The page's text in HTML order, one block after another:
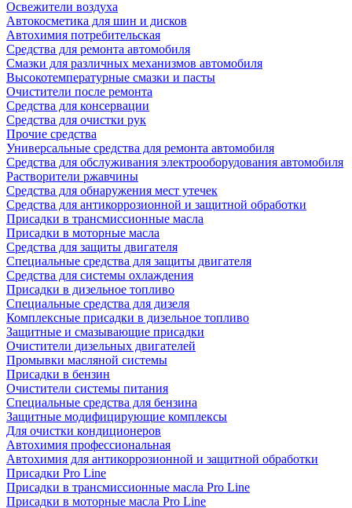
Освежители воздуха
Автокосметика для шин и дисков
Автохимия потребительская
Средства для ремонта автомобиля
Смазки для различных механизмов автомобиля
Высокотемпературные смазки и пасты
Очистители после ремонта
Средства для консервации
Средства для очистки рук
Прочие средства
Универсальные средства для ремонта автомобиля
Средства для обслуживания электрооборудования автомобиля
Растворители ржавчины
Средства для обнаружения мест утечек
Средства для антикоррозионной и защитной обработки
Присадки в трансмиссионные масла
Присадки в моторные масла
Средства для защиты двигателя
Специальныe средства для защиты двигателя
Средства для системы охлаждения
Присадки в дизельное топливо
Спeциальные средства для дизеля
Комплексные присадки в дизельное топливо
Защитные и смазывающие присадки
Очистители дизельных двигателей
Промывки масляной системы
Присадки в бензин
Очистители системы питания
Специальные срeдства для бензина
Защитные модифицирующие комплексы
Для очистки кондиционеров
Автохимия профессиональная
Автохимия для антикоррозионной и защитной обработки
Присадки Pro Line
Присадки в трансмиссионные масла Pro Line
Присадки в моторные масла Pro Line